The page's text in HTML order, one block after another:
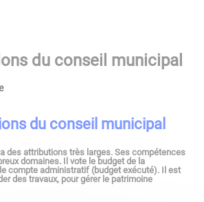
du conseil municipal
du conseil municipal
des attributions très larges. Ses compétences
domaines. Il vote le budget de la
compte administratif (budget exécuté). Il est
des travaux, pour gérer le patrimoine